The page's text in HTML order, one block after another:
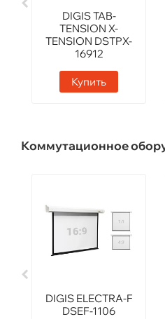
DIGIS TAB-
TENSION X-
TENSION DSTPX-
16912
Купить
Коммутационное
DIGIS ELECTRA-F
DSEF-1106